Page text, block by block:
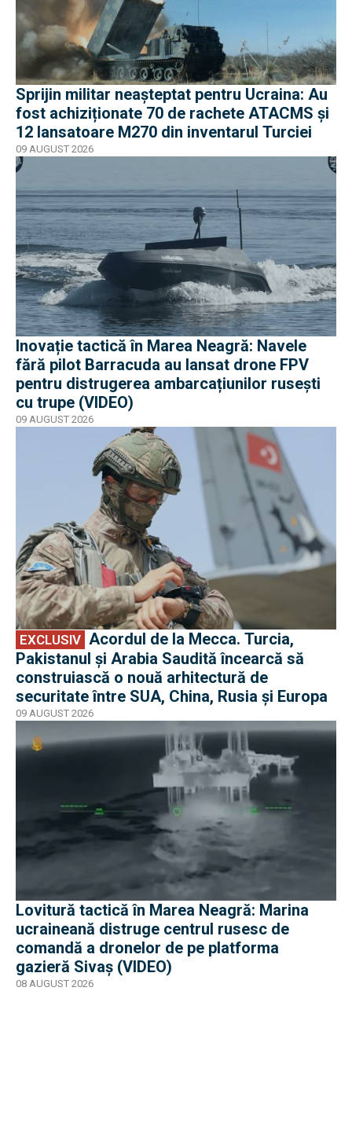
Sprijin militar neașteptat pentru Ucraina: Au
fost achiziționate 70 de rachete ATACMS și
12 lansatoare M270 din inventarul Turciei
09 AUGUST 2026
Inovație tactică în Marea Neagră: Navele
fără pilot Barracuda au lansat drone FPV
pentru distrugerea ambarcațiunilor rusești
cu trupe (VIDEO)
09 AUGUST 2026
EXCLUSIV
Pakistanul și Arabia Saudită încearcă să
construiască o nouă arhitectură de
securitate între SUA, China, Rusia și Europa
09 AUGUST 2026
Lovitură tactică în Marea Neagră: Marina
ucraineană distruge centrul rusesc de
comandă a dronelor de pe platforma
gazieră Sivaș (VIDEO)
08 AUGUST 2026